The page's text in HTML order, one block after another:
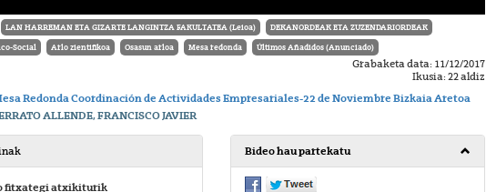
LAN HARREMAN ETA GIZARTE LANGINTZA FAKULTATEA (Leioa) DEKANORDEAK ETA ZUZENDARIORDEAK
Social Arlo zientifikoa Osasun arloa Mesa redonda Últimos Añadidos (Anunciado)
Grabaketa data: 11/12/2017
Ikusia: 22 aldiz
Redonda Coordinación de Actividades Empresariales-22 de Noviembre Bizkaia Aretoa
ALLENDE, FRANCISCO JAVIER
fitxategi atxikiturik
Bideo hau partekatu